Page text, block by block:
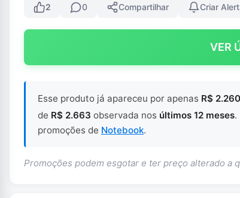
2 0 Compartilhar Criar
VER
Esse produto já apareceu por apenas R$
de R$ 2.663 observada nos últimos 12 meses.
promoções de Notebook.
Promoções podem esgotar e ter preço alterado a